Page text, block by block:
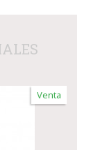
Venta